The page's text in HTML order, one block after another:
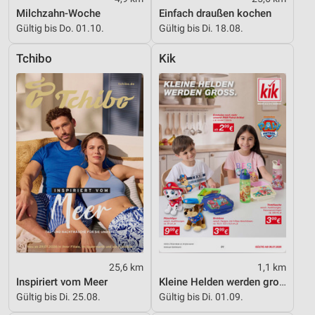
Milchzahn-Woche
Gültig bis Do. 01.10.
Einfach draußen kochen
Gültig bis Di. 18.08.
Tchibo
25,6 km
Inspiriert vom Meer
Gültig bis Di. 25.08.
Kik
1,1 km
Kleine Helden werden gross
Gültig bis Di. 01.09.
IAB-Besonderheiten:
Verwendung genauer Standortdaten
Geräte anhand von aktiv angeforderten
Nicht-IAB-Verarbeitungszwecke:
Notwendig
Performance
Funktional
Werbung